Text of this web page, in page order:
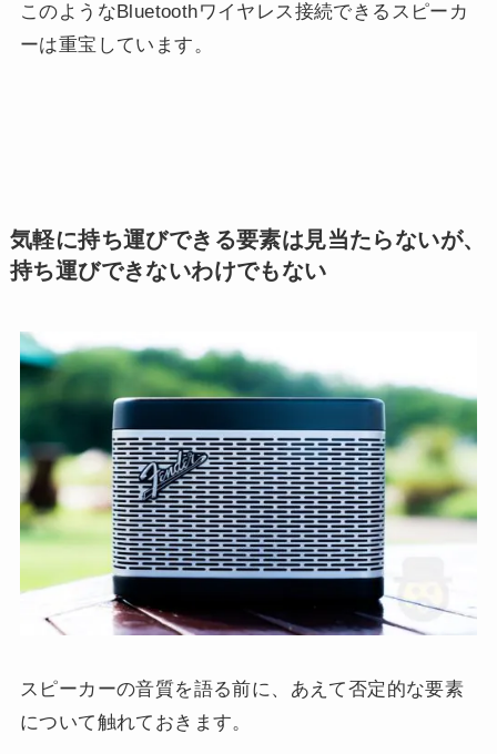
このようなBluetoothワイヤレス接続できるスピーカ
ーは重宝しています。
気軽に持ち運びできる要素は見当たらないが、
持ち運びできないわけでもない
スピーカーの音質を語る前に、あえて否定的な要素
について触れておきます。